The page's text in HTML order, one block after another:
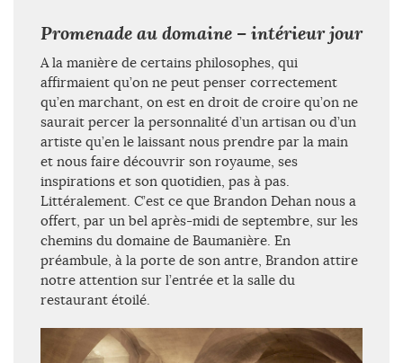
Promenade au domaine – intérieur jour
A la manière de certains philosophes, qui
affirmaient qu’on ne peut penser correctement
qu’en marchant, on est en droit de croire qu’on ne
saurait percer la personnalité d’un artisan ou d’un
artiste qu’en le laissant nous prendre par la main
et nous faire découvrir son royaume, ses
inspirations et son quotidien, pas à pas.
Littéralement. C’est ce que Brandon Dehan nous a
offert, par un bel après-midi de septembre, sur les
chemins du domaine de Baumanière. En
préambule, à la porte de son antre, Brandon attire
notre attention sur l’entrée et la salle du
restaurant étoilé.